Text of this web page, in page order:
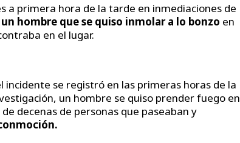
a primera hora de la tarde en inmediaciones de
un hombre que se quiso inmolar a lo bonzo en
en el lugar.
incidente se registró en las primeras horas de la
un hombre se quiso prender fuego en
decenas de personas que paseaban y